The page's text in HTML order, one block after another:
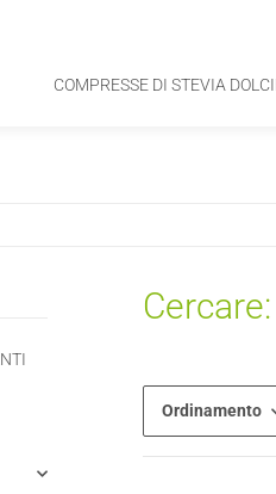
COMPRESSE DI STEVIA
Ordinamento